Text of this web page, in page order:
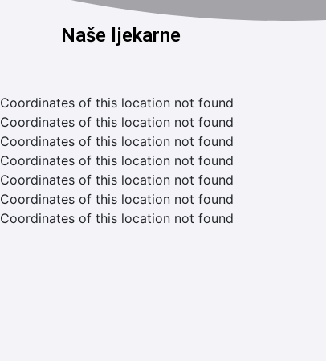
Naše ljekarne
Coordinates of this location not found
Coordinates of this location not found
Coordinates of this location not found
Coordinates of this location not found
Coordinates of this location not found
Coordinates of this location not found
Coordinates of this location not found